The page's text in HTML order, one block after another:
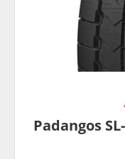
Padangos